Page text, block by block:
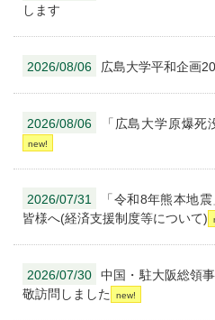
します
2026/08/06 広島大学平和企画
2026/08/06 「広島大学原爆
2026/07/31
「令和8年熊本地
皆様へ(経済支援制度等について)
2026/07/30
中国・駐大阪総領
敬訪問しました